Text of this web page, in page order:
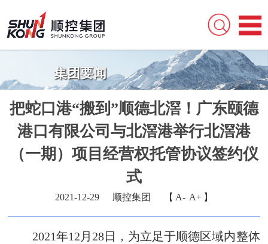
集团要闻
把蛇口港“搬到”顺德北滘！广东颐德
港口有限公司与北滘港举行北滘港
（一期）项目经营权托管协议签约仪
式
2021-12-29 顺控集团 【 A- A+ 】
2021年12月28日，为立足于顺德区域内整体